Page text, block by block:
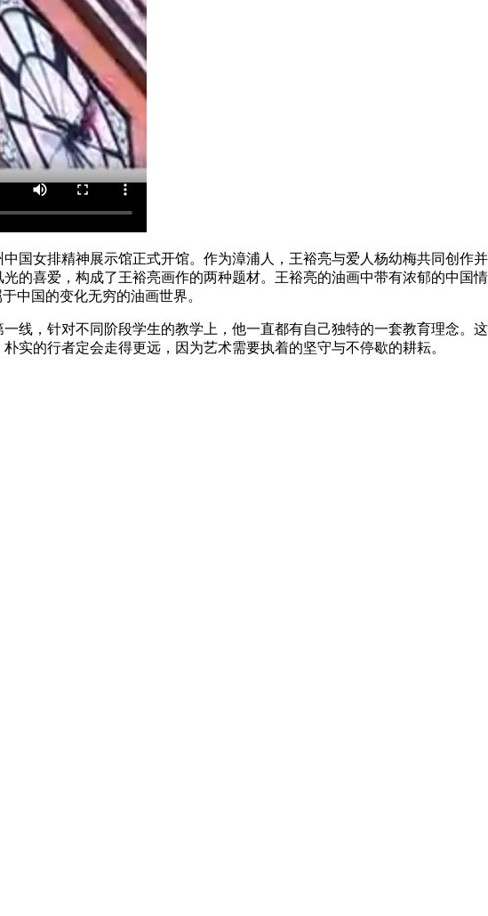
国女排精神展示馆正式开馆。作为漳浦人，王裕亮与爱人杨幼梅共同创作并
的喜爱，构成了王裕亮画作的两种题材。王裕亮的油画中带有浓郁的中国情
中国的变化无穷的油画世界。
线，针对不同阶段学生的教学上，他一直都有自己独特的一套教育理念。这
实的行者定会走得更远，因为艺术需要执着的坚守与不停歇的耕耘。